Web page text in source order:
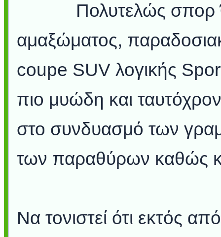
Πολυτελώς σπορ
αμαξώματος,
coupe SUV λογικής
πιο μυώδη και
στο συνδυασμό των
των παραθύρων καθώς
Να τονιστεί ότι εκτός